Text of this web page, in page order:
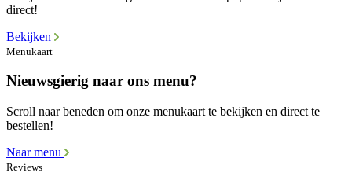
direct!
Bekijken
Menukaart
Nieuwsgierig naar ons menu?
Scroll naar beneden om onze menukaart te bekijken en direct te
bestellen!
Naar menu
Reviews